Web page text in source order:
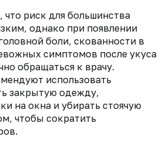
что риск для большинства
однако при появлении
боли, скованности в
симптомов после укуса
обращаться к врачу.
использовать
закрытую одежду,
на окна и убирать стоячую
чтобы сократить